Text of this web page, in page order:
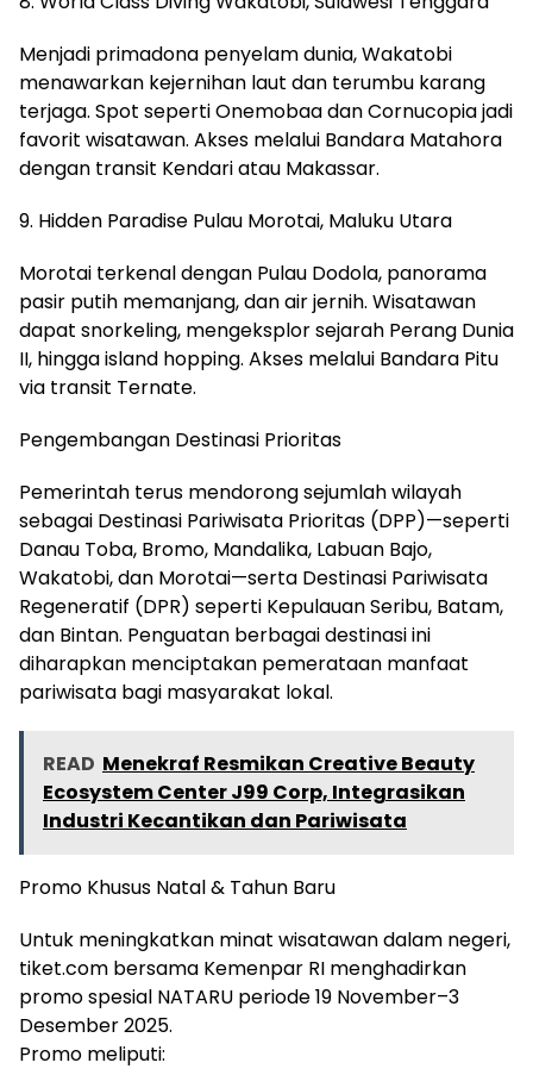
Menjadi primadona penyelam dunia, Wakatobi
menawarkan kejernihan laut dan terumbu karang
terjaga. Spot seperti Onemobaa dan Cornucopia jadi
favorit wisatawan. Akses melalui Bandara Matahora
dengan transit Kendari atau Makassar.
9. Hidden Paradise Pulau Morotai, Maluku Utara
Morotai terkenal dengan Pulau Dodola, panorama
pasir putih memanjang, dan air jernih. Wisatawan
dapat snorkeling, mengeksplor sejarah Perang Dunia
II, hingga island hopping. Akses melalui Bandara Pitu
via transit Ternate.
Pengembangan Destinasi Prioritas
Pemerintah terus mendorong sejumlah wilayah
sebagai Destinasi Pariwisata Prioritas (DPP)—seperti
Danau Toba, Bromo, Mandalika, Labuan Bajo,
Wakatobi, dan Morotai—serta Destinasi Pariwisata
Regeneratif (DPR) seperti Kepulauan Seribu, Batam,
dan Bintan. Penguatan berbagai destinasi ini
diharapkan menciptakan pemerataan manfaat
pariwisata bagi masyarakat lokal.
READ Menekraf Resmikan Creative Beauty
Ecosystem Center J99 Corp, Integrasikan
Industri Kecantikan dan Pariwisata
Promo Khusus Natal & Tahun Baru
Untuk meningkatkan minat wisatawan dalam negeri,
tiket.com bersama Kemenpar RI menghadirkan
promo spesial NATARU periode 19 November–3
Desember 2025.
Promo meliputi: